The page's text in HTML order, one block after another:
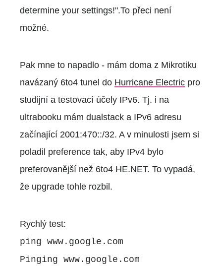
determine your settings!".To přeci není
možné.
Pak mne to napadlo - mám doma z Mikrotiku
navázaný 6to4 tunel do Hurricane Electric pro
studijní a testovací účely IPv6. Tj. i na
ultrabooku mám dualstack a IPv6 adresu
začínající 2001:470::/32. A v minulosti jsem si
poladil preference tak, aby IPv4 bylo
preferovanější než 6to4 HE.NET. To vypadá,
že upgrade tohle rozbil.
Rychlý test:
ping www.google.com
Pinging www.google.com